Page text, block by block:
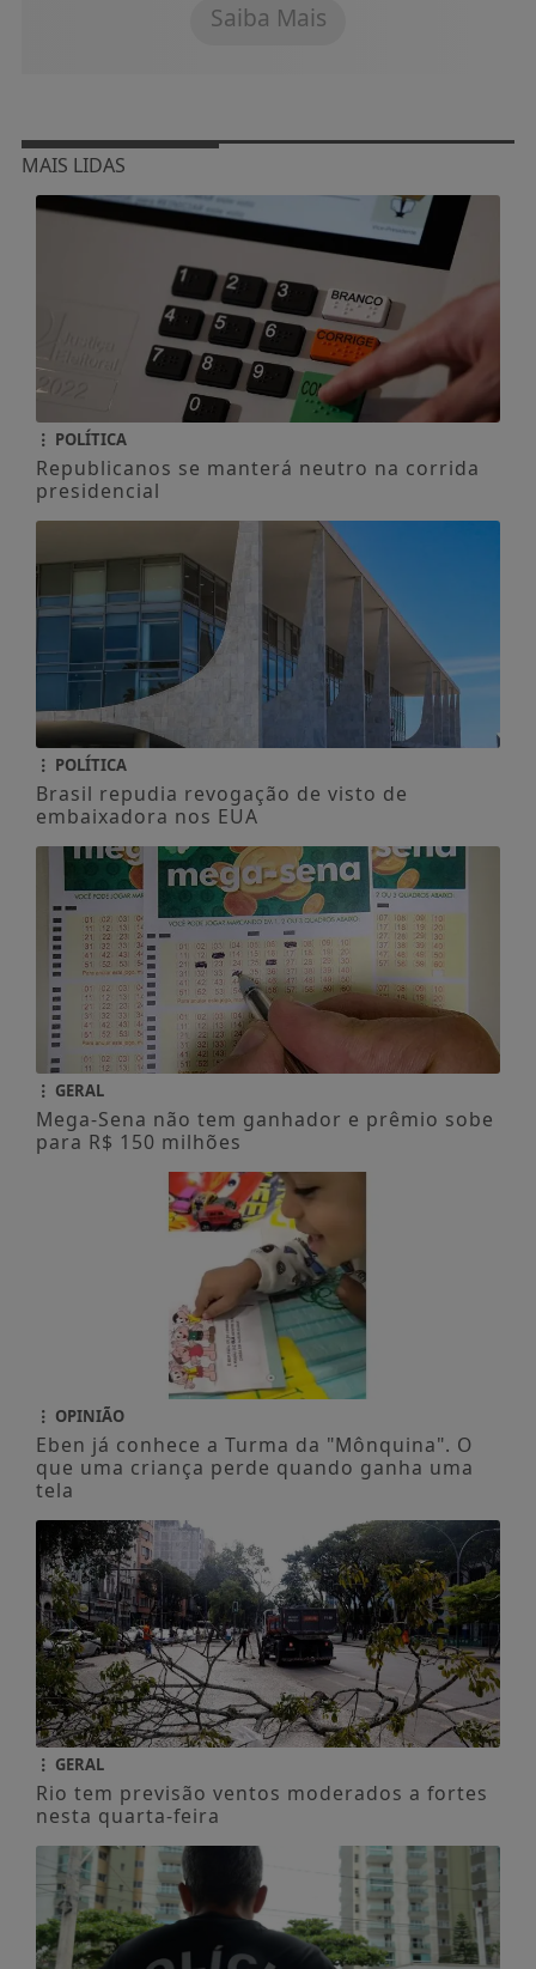
Saiba Mais
MAIS LIDAS
POLÍTICA
Republicanos se manterá neutro na corrida
presidencial
POLÍTICA
Brasil repudia revogação de visto de
embaixadora nos EUA
GERAL
Mega-Sena não tem ganhador e prêmio sobe
para R$ 150 milhões
OPINIÃO
Eben já conhece a Turma da "Mônquina". O
que uma criança perde quando ganha uma
tela
GERAL
Rio tem previsão ventos moderados a fortes
nesta quarta-feira